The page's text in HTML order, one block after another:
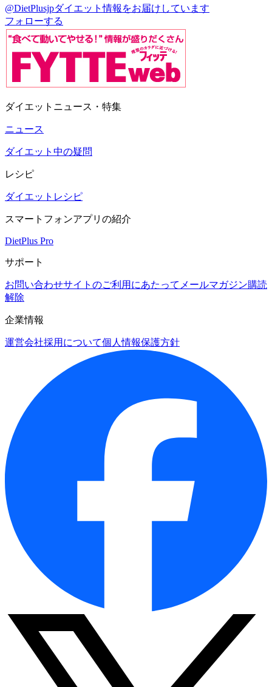
@DietPlusjpダイエット情報をお届けしています
フォローする
ダイエットニュース・特集
ニュース
ダイエット中の疑問
レシピ
ダイエットレシピ
スマートフォンアプリの紹介
DietPlus Pro
サポート
お問い合わせサイトのご利用にあたって メールマガジン購読
解除
企業情報
運営会社採用について個人情報保護方針